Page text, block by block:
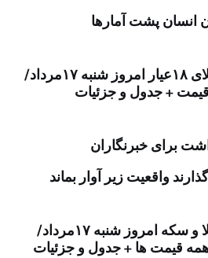
انسان پشت آمارها
قیمت طلای ۱۸عیار امروز شنبه ۱۷مرداد/
+ جدول و جزئیات
برای خبرنگاران
واقعیت زیر آوار بماند
قیمت طلا و سکه امروز شنبه ۱۷مرداد/
قیمت ها + جدول و جزئیات